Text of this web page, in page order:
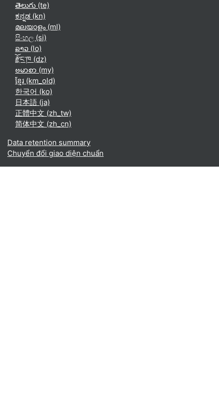
తెలుగు ‎(te)‎
ಕನ್ನಡ ‎(kn)‎
മലയാളം ‎(ml)‎
සිංහල ‎(si)‎
ລາວ ‎(lo)‎
རྫོང་ཁ ‎(dz)‎
ဗမာစာ ‎(my)‎
ខ្មែរ ‎(km_old)‎
한국어 ‎(ko)‎
日本語 ‎(ja)‎
正體中文 ‎(zh_tw)‎
简体中文 ‎(zh_cn)‎
Data retention summary
Chuyển đổi giao diện chuẩn